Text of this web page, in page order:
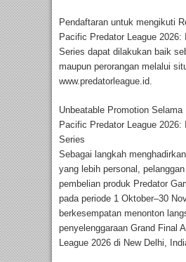
Pendaftaran untuk mengikuti
Pacific Predator League 2026:
Series dapat dilakukan baik
maupun perorangan melalui
www.predatorleague.id.
Unbeatable Promotion Selama
Pacific Predator League 2026:
Series
Sebagai langkah
yang lebih personal,
pembelian produk Predator
pada periode 1 Oktober–30
berkesempatan menonton
penyelenggaraan Grand Final
League 2026 di New Delhi,